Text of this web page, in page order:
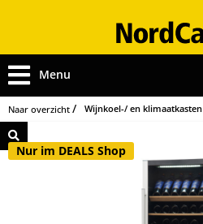
Menu
Naar overzicht Wijnkoel-/ en klimaatkasten
Nur im DEALS Shop